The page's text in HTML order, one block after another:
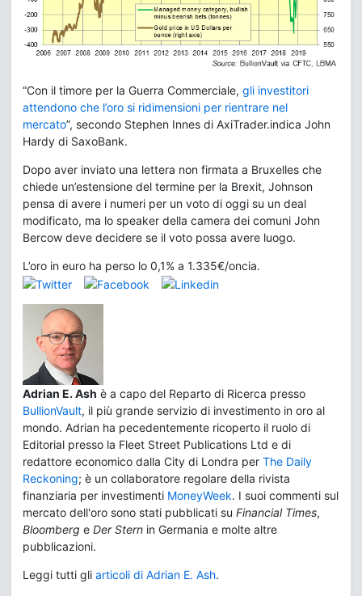
“Con il timore per la Guerra Commerciale, gli investitori
attendono che l’oro si ridimensioni per rientrare nel
mercato”, secondo Stephen Innes di AxiTrader.indica John
Hardy di SaxoBank.
Dopo aver inviato una lettera non firmata a Bruxelles che
chiede un’estensione del termine per la Brexit, Johnson
pensa di avere i numeri per un voto di oggi su un deal
modificato, ma lo speaker della camera dei comuni John
Bercow deve decidere se il voto possa avere luogo.
L’oro in euro ha perso lo 0,1% a 1.335€/oncia.
Adrian E. Ash è a capo del Reparto di Ricerca presso
BullionVault, il più grande servizio di investimento in oro al
mondo. Adrian ha pecedentemente ricoperto il ruolo di
Editorial presso la Fleet Street Publications Ltd e di
redattore economico dalla City di Londra per The Daily
Reckoning; è un collaboratore regolare della rivista
finanziaria per investimenti MoneyWeek. I suoi commenti sul
mercato dell'oro sono stati pubblicati su Financial Times,
Bloomberg e Der Stern in Germania e molte altre
pubblicazioni.
Leggi tutti gli articoli di Adrian E. Ash.